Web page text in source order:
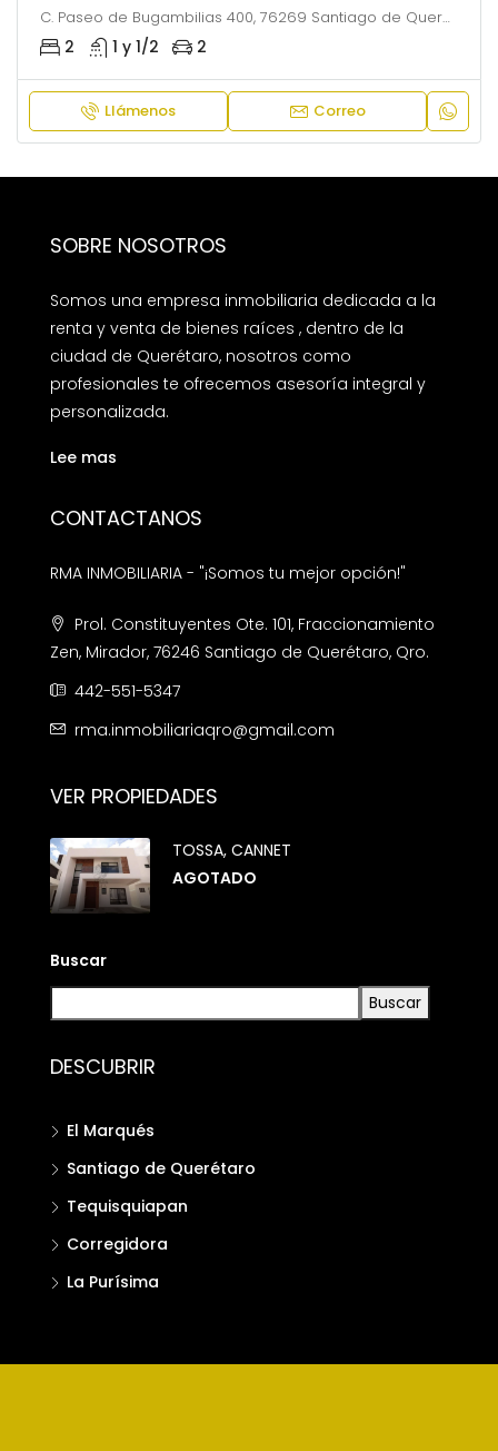
C. Paseo de Bugambilias 400, 76269 Santiago de Querétaro, Qro.
2 1 y 1/2 2
Llámenos Correo
SOBRE NOSOTROS
Somos una empresa inmobiliaria dedicada a la
renta y venta de bienes raíces , dentro de la
ciudad de Querétaro, nosotros como
profesionales te ofrecemos asesoría integral y
personalizada.
Lee mas
CONTACTANOS
RMA INMOBILIARIA - "¡Somos tu mejor opción!"
Prol. Constituyentes Ote. 101, Fraccionamiento
Zen, Mirador, 76246 Santiago de Querétaro, Qro.
442-551-5347
rma.inmobiliariaqro@gmail.com
VER PROPIEDADES
TOSSA, CANNET
AGOTADO
Buscar
Buscar
DESCUBRIR
El Marqués
Santiago de Querétaro
Tequisquiapan
Corregidora
La Purísima